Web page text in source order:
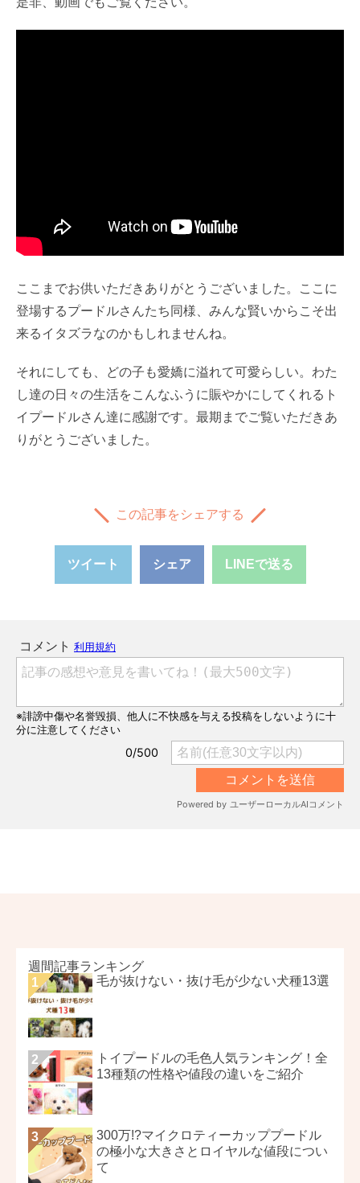
ここまでお供いただきありがとうございました。ここに
登場するプードルさんたち同様、みんな賢いからこそ出
来るイタズラなのかもしれませんね。
それにしても、どの子も愛嬌に溢れて可愛らしい。わた
し達の日々の生活をこんなふうに賑やかにしてくれるト
イプードルさん達に感謝です。最期までご覧いただきあ
りがとうございました。
この記事をシェアする
ツイート シェア LINEで送る
週間記事ランキング
毛が抜けない・抜け毛が少ない犬種13選
トイプードルの毛色人気ランキング！全
13種類の性格や値段の違いをご紹介
300万!?マイクロティーカッププードル
の極小な大きさとロイヤルな値段につい
て